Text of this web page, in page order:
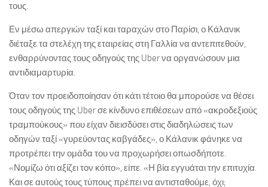
τους.
Εν μέσω απεργιών ταξί και ταραχών στο Παρίσι, ο Κάλανικ
διέταξε τα στελέχη της εταιρείας στη Γαλλία να αντεπιτεθούν,
ενθαρρύνοντας τους οδηγούς της Uber να οργανώσουν μια
αντιδιαμαρτυρία.
Όταν τον προειδοποίησαν ότι κάτι τέτοιο θα μπορούσε να θέσει
τους οδηγούς της Uber σε κίνδυνο επιθέσεων από «ακροδεξιούς
τραμπούκους» που είχαν διεισδύσει στις διαδηλώσεις των
οδηγών ταξί «γυρεύοντας καβγάδες», ο Κάλανικ φάνηκε να
προτρέπει την ομάδα του να προχωρήσει οπωσδήποτε.
«Νομίζω ότι αξίζει τον κόπο», είπε. «Η βία εγγυάται την επιτυχία.
Και σε αυτούς τους τύπους πρέπει να αντισταθούμε, όχι;